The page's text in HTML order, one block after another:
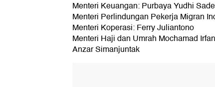
Menteri Keuangan: Purbaya Yudhi
Menteri Perlindungan Pekerja Migran
Menteri Koperasi: Ferry Juliantono
Menteri Haji dan Umrah Mochamad
Anzar Simanjuntak